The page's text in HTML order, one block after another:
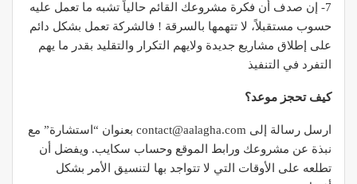
7- إن صدف أن فكرة مشروعك القائم حالياً تشبه ما تعمل عليه
حسوب مستقبلاً، لا تتهمها بالسرقة ! فالشركة تعمل بشكل دائم
على إطلاق مشاريع جديدة ولايهم التكرار والتقليد بقدر ما يهم
التفرد في التنفيذ
كيف تحجز موعد؟
ارسل رسالة إلى contact@aalagha.com بعنوان “استشارة” مع
نبذة عن مشروعك ورابط الموقع وحساب سكايب. ويفضل أن
تطلعه على الأوقات التي لا تتواجد بها لتنسيق الأمر بشكل